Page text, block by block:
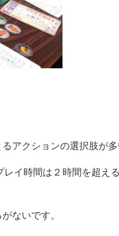
アクションの選択肢が多
イ時間は２時間を超え
ないです。